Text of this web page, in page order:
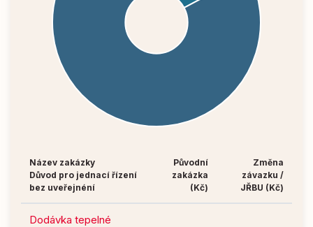
Název zakázky
Důvod pro jednací řízení
bez uveřejnéní
Původní
zakázka
(Kč)
Změna
závazku /
JŘBU (Kč)
Dodávka tepelné